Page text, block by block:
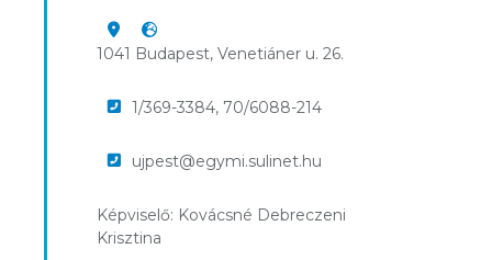
1041 Budapest, Venetiáner u. 26.
1/369-3384, 70/6088-214
ujpest@egymi.sulinet.hu
Képviselő: Kovácsné Debreczeni
Krisztina